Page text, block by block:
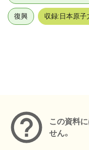
復興 収録:日本原
この資料
せん。